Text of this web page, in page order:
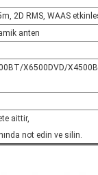
2D RMS, WAAS
anten
X6500DVD/
aittir,
not edin ve silin.